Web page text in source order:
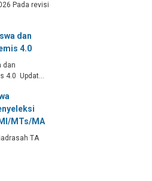
Pada revisi
dan
4.0
dan
4.0 Updat…
MTs/MA
TA